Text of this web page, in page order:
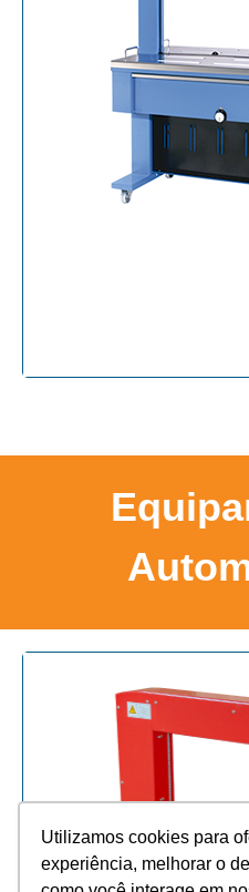
Utilizamos cookies para
experiência, melhorar o